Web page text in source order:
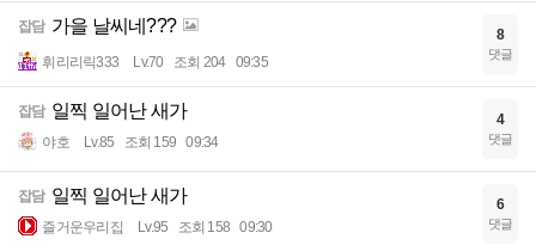
잡담 가을 날씨네???
휘리리릭333 Lv.70 조회 204 09:35
8
댓글
잡담 일찍 일어난 새가
야호 Lv.85 조회 159 09:34
4
댓글
잡담 일찍 일어난 새가
즐거운우리집 Lv.95 조회 158 09:30
6
댓글